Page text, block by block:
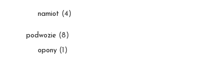
namiot (4)
podwozie (8)
opony (1)